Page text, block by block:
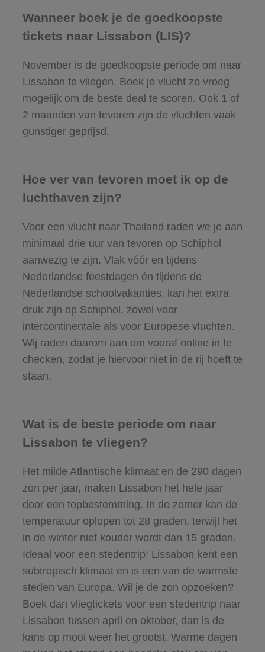
Wanneer boek je de goedkoopste
tickets naar Lissabon (LIS)?
November is de goedkoopste periode om naar
Lissabon te vliegen. Boek je vlucht zo vroeg
mogelijk om de beste deal te scoren. Ook 1 of
2 maanden van tevoren zijn de vluchten vaak
gunstiger geprijsd.
Hoe ver van tevoren moet ik op de
luchthaven zijn?
Voor een vlucht naar Thailand raden we je aan
minimaal drie uur van tevoren op Schiphol
aanwezig te zijn. Vlak vóór en tijdens
Nederlandse feestdagen én tijdens de
Nederlandse schoolvakanties, kan het extra
druk zijn op Schiphol, zowel voor
intercontinentale als voor Europese vluchten.
Wij raden daarom aan om vooraf online in te
checken, zodat je hiervoor niet in de rij hoeft te
staan.
Wat is de beste periode om naar
Lissabon te vliegen?
Het milde Atlantische klimaat en de 290 dagen
zon per jaar, maken Lissabon het hele jaar
door een topbestemming. In de zomer kan de
temperatuur oplopen tot 28 graden, terwijl het
in de winter niet kouder wordt dan 15 graden.
Ideaal voor een stedentrip! Lissabon kent een
subtropisch klimaat en is een van de warmste
steden van Europa. Wil je de zon opzoeken?
Boek dan vliegtickets voor een stedentrip naar
Lissabon tussen april en oktober, dan is de
kans op mooi weer het grootst. Warme dagen